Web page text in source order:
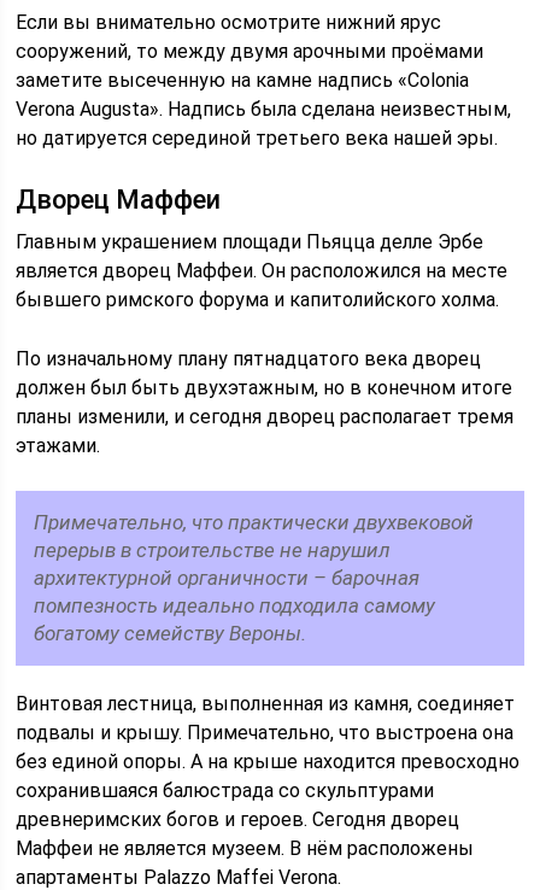
Если вы внимательно осмотрите нижний ярус
сооружений, то между двумя арочными проёмами
заметите высеченную на камне надпись «Colonia
Verona Augusta». Надпись была сделана неизвестным,
но датируется серединой третьего века нашей эры.
Дворец Маффеи
Главным украшением площади Пьяцца делле Эрбе
является дворец Маффеи. Он расположился на месте
бывшего римского форума и капитолийского холма.
По изначальному плану пятнадцатого века дворец
должен был быть двухэтажным, но в конечном итоге
планы изменили, и сегодня дворец располагает тремя
этажами.
Примечательно, что практически двухвековой
перерыв в строительстве не нарушил
архитектурной органичности – барочная
помпезность идеально подходила самому
богатому семейству Вероны.
Винтовая лестница, выполненная из камня, соединяет
подвалы и крышу. Примечательно, что выстроена она
без единой опоры. А на крыше находится превосходно
сохранившаяся балюстрада со скульптурами
древнеримских богов и героев. Сегодня дворец
Маффеи не является музеем. В нём расположены
апартаменты Palazzo Maffei Verona.